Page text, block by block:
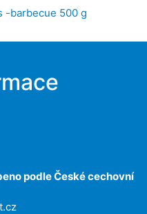
-barbecue 500 g
podle České cechovní